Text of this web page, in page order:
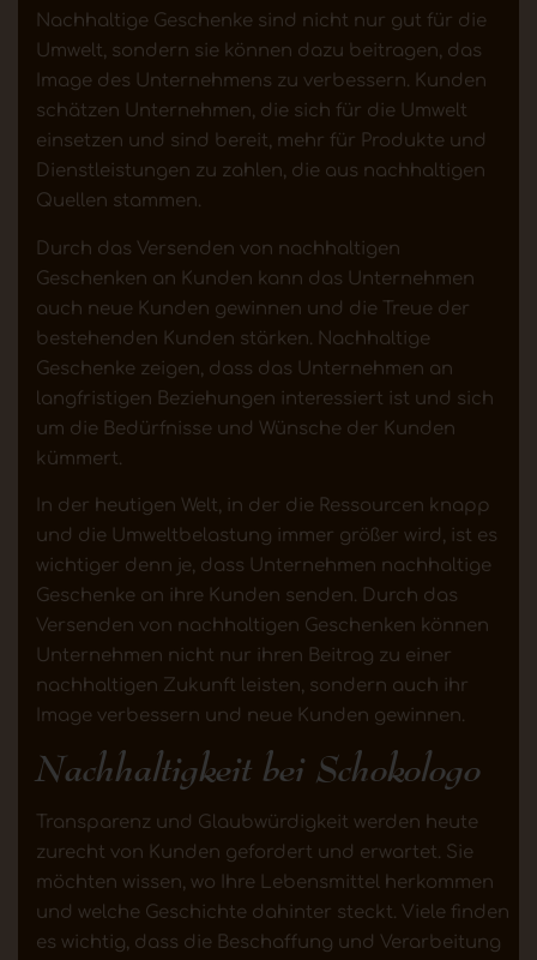
Nachhaltige Geschenke sind nicht nur gut für die
Umwelt, sondern sie können dazu beitragen, das
Image des Unternehmens zu verbessern. Kunden
schätzen Unternehmen, die sich für die Umwelt
einsetzen und sind bereit, mehr für Produkte und
Dienstleistungen zu zahlen, die aus nachhaltigen
Quellen stammen.
Durch das Versenden von nachhaltigen
Geschenken an Kunden kann das Unternehmen
auch neue Kunden gewinnen und die Treue der
bestehenden Kunden stärken. Nachhaltige
Geschenke zeigen, dass das Unternehmen an
langfristigen Beziehungen interessiert ist und sich
um die Bedürfnisse und Wünsche der Kunden
kümmert.
In der heutigen Welt, in der die Ressourcen knapp
und die Umweltbelastung immer größer wird, ist es
wichtiger denn je, dass Unternehmen nachhaltige
Geschenke an ihre Kunden senden. Durch das
Versenden von nachhaltigen Geschenken können
Unternehmen nicht nur ihren Beitrag zu einer
nachhaltigen Zukunft leisten, sondern auch ihr
Image verbessern und neue Kunden gewinnen.
Nachhaltigkeit bei Schokologo
Transparenz und Glaubwürdigkeit werden heute
zurecht von Kunden gefordert und erwartet. Sie
möchten wissen, wo Ihre Lebensmittel herkommen
und welche Geschichte dahinter steckt. Viele finden
es wichtig, dass die Beschaffung und Verarbeitung